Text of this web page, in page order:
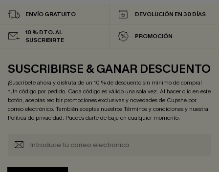
ENVÍO GRATUITO DEVOLUCIÓN EN 30 DÍAS
10 % DTO. AL
SUSCRIBIRTE
PROMOCIÓN
SUSCRIBIRSE & GANAR DESCUENTO
¡Suscríbete ahora y disfruta de un 10 % de descuento sin mínimo de compra!
*Un código por pedido. Cada código es válido una sola vez. Al hacer clic en este
botón, aceptas recibir promociones exclusivas y novedades de Cupshe por
correo electrónico. También aceptas nuestrosTérminos y condicionesy nuestra
Política de privacidad. Puedes darte de baja en cualquier momento.